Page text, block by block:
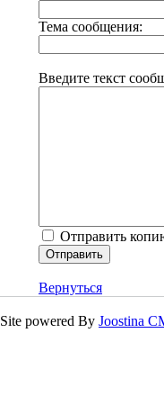
Тема сообщения:
Введите текст
Отправить
Вернуться
Site powered By Joostina